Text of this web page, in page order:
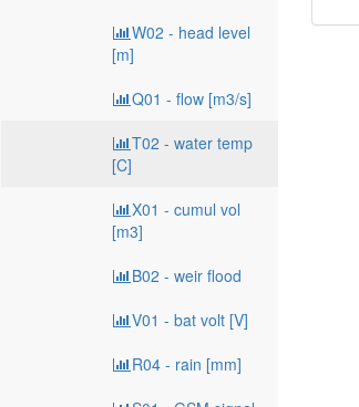
W02 - head level
[m]
Q01 - flow [m3/s]
T02 - water temp
[C]
X01 - cumul vol
[m3]
B02 - weir flood
V01 - bat volt [V]
R04 - rain [mm]